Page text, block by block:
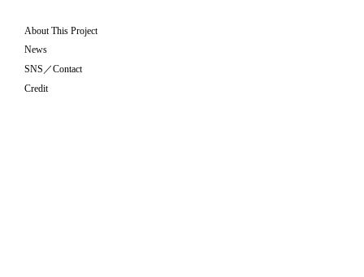
About This Project
News
SNS／Contact
Credit